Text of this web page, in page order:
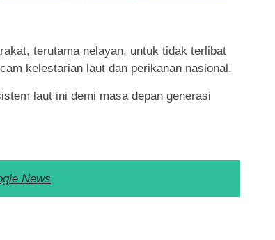
terutama nelayan, untuk tidak terlibat
kelestarian laut dan perikanan nasional.
laut ini demi masa depan generasi
News